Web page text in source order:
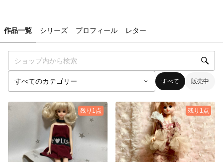
作品一覧 シリーズ プロフィール レター
すべて 販売中
残り1点 残り1点